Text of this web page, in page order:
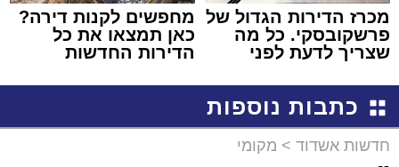
מכרז הדירות הגדול של
פרשקובסקי. כל מה
שצריך לדעת לפני
באשדוד
מחפשים לקנות דירה?
כאן תמצאו את כל
הדירות החדשות
כתבות נוספות
חדשות אשדוד > מקומי